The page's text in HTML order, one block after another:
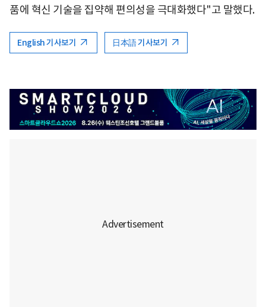
품에 혁신 기술을 집약해 편의성을 극대화했다"고 말했다.
English 기사보기 日本語 기사보기